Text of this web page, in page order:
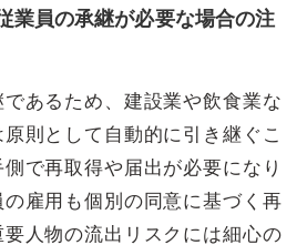
業員の承継が必要な場合の注
あるため、建設業や飲食業な
則として自動的に引き継ぐこ
で再取得や届出が必要になり
雇用も個別の同意に基づく再
人物の流出リスクには細心の